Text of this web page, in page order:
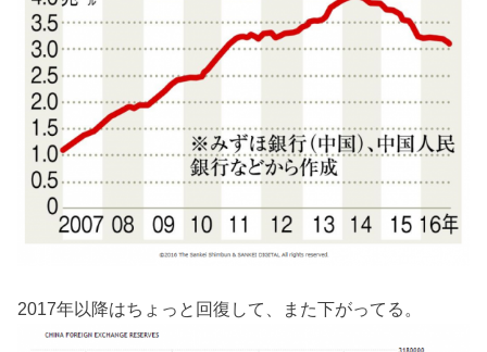
2017年以降はちょっと回復して、また下がってる。